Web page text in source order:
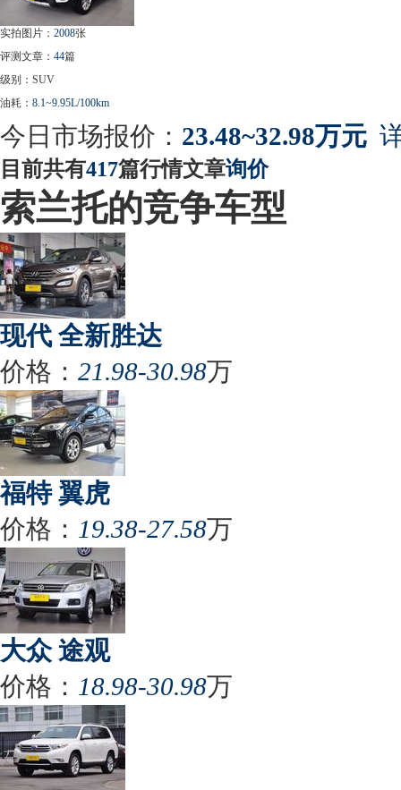
实拍图片： 2008张
评测文章： 44篇
级别：SUV
油耗： 8.1~9.95L/100km
今日市场报价： 23.48~32.98万元
目前共有417篇行情文章询价
索兰托的竞争车型
现代 全新胜达
价格： 21.98-30.98万
福特 翼虎
价格： 19.38-27.58万
大众 途观
价格： 18.98-30.98万